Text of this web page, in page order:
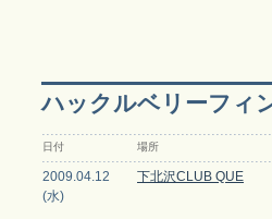
ハックルベリーフ
日付 場所
2009.04.12
(水)
下北沢CLUB QUE